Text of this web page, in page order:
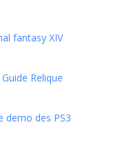
fantasy XIV
Relique
demo des PS3